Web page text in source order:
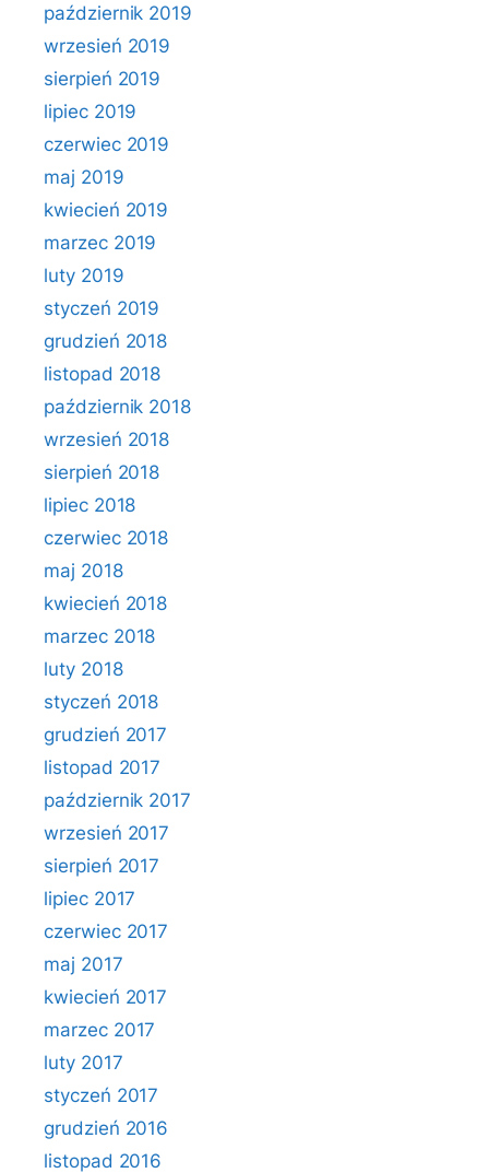
październik 2019
wrzesień 2019
sierpień 2019
lipiec 2019
czerwiec 2019
maj 2019
kwiecień 2019
marzec 2019
luty 2019
styczeń 2019
grudzień 2018
listopad 2018
październik 2018
wrzesień 2018
sierpień 2018
lipiec 2018
czerwiec 2018
maj 2018
kwiecień 2018
marzec 2018
luty 2018
styczeń 2018
grudzień 2017
listopad 2017
październik 2017
wrzesień 2017
sierpień 2017
lipiec 2017
czerwiec 2017
maj 2017
kwiecień 2017
marzec 2017
luty 2017
styczeń 2017
grudzień 2016
listopad 2016